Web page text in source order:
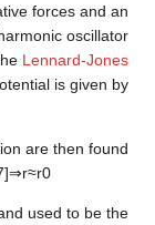
forces and an
oscillator
Lennard-Jones
is given by:
are then found:
]⇒r≈r0
used to be the